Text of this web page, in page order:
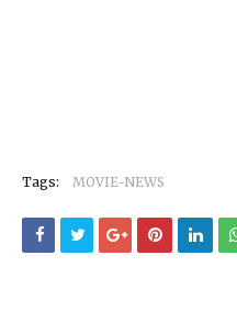
Tags: MOVIE-NEWS